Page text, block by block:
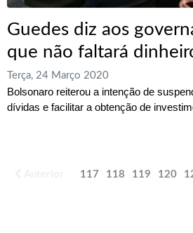
Guedes diz aos
que não faltará
Terça, 24 Março 2020
Bolsonaro reiterou a intenção de
dívidas e facilitar a obtenção de
117 118 119 120